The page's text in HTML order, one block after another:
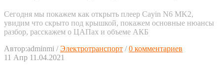
Сегодня мы покажем как открыть плеер Cayin N6 MK2,
увидим что скрыто под крышкой, покажем основные нюансы
разбор, расскажем о ЦАПах и объеме АКБ
Автор:adminmi / Электротранспорт / 0 комментариев
11 Апр 11.04.2021